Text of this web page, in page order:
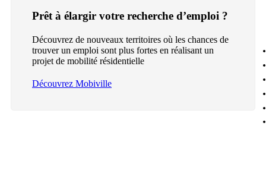
Prêt à élargir votre recherche d’emploi ?
Découvrez de nouveaux territoires où les chances de
trouver un emploi sont plus fortes en réalisant un
projet de mobilité résidentielle
Découvrez Mobiville